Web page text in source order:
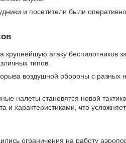
и посетители были
атаку беспилотников
типов.
воздушной обороны с разных
налеты становятся новой
характеристиками, что
ограничения на работу